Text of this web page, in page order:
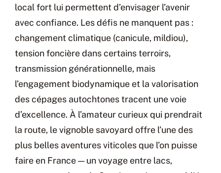
local fort lui permettent d’envisager l’avenir
avec confiance. Les défis ne manquent pas :
changement climatique (canicule, mildiou),
tension foncière dans certains terroirs,
transmission générationnelle, mais
l’engagement biodynamique et la valorisation
des cépages autochtones tracent une voie
d’excellence. À l’amateur curieux qui prendrait
la route, le vignoble savoyard offre l’une des
plus belles aventures viticoles que l’on puisse
faire en France — un voyage entre lacs,